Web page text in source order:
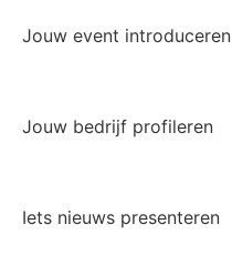
Jouw event introduceren
Jouw bedrijf profileren
Iets nieuws presenteren